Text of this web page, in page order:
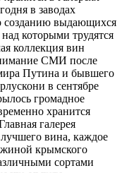
в заводах
созданию выдающихся
которыми трудятся
коллекция вин
СМИ после
Путина и бывшего
в сентябре
громадное
хранится
галерея
вина, каждое
крымского
сортами